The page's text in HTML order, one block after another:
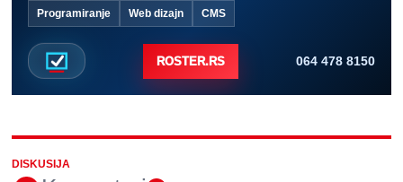
Programiranje Web dizajn CMS
ROSTER.RS 064 478 8150
DISKUSIJA